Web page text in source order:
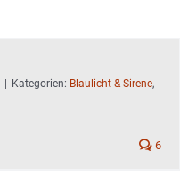
Kategorien: Blaulicht & Sirene,
6